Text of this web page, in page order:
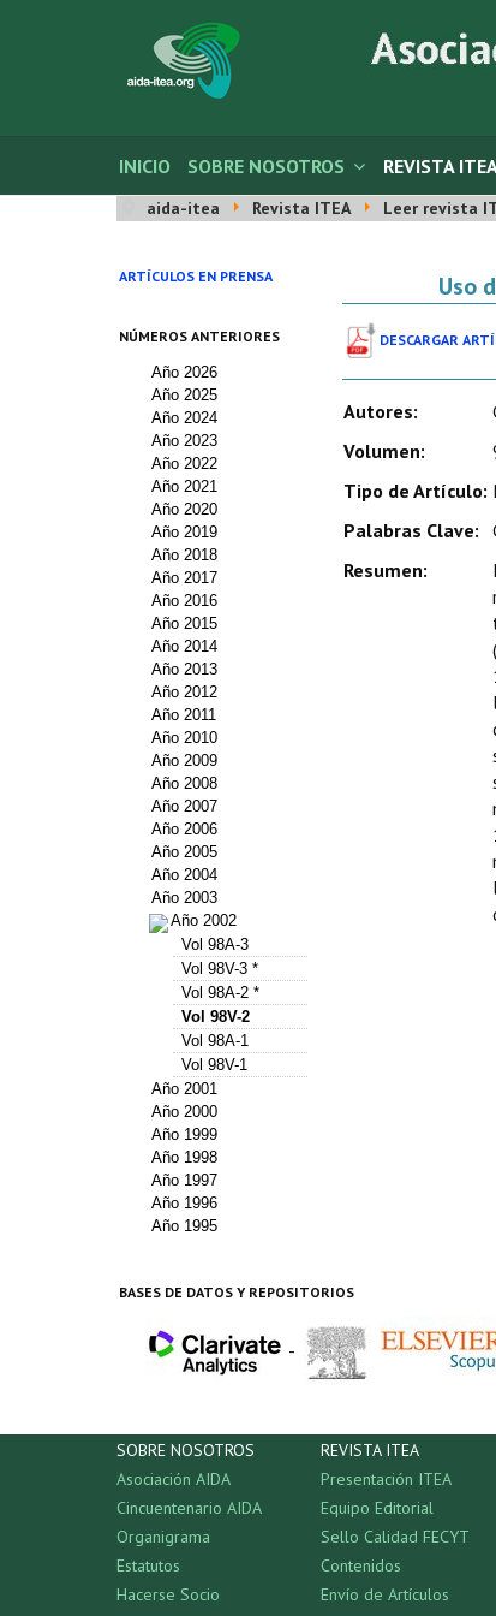
INICIO SOBRE NOSOTROS REVISTA
aida-itea Revista ITEA Leer revista
ARTÍCULOS EN PRENSA
NÚMEROS ANTERIORES
Año 2026
Año 2025
Año 2024
Año 2023
Año 2022
Año 2021
Año 2020
Año 2019
Año 2018
Año 2017
Año 2016
Año 2015
Año 2014
Año 2013
Año 2012
Año 2011
Año 2010
Año 2009
Año 2008
Año 2007
Año 2006
Año 2005
Año 2004
Año 2003
Año 2002
Vol 98A-3
Vol 98V-3 *
Vol 98A-2 *
Vol 98V-2
Vol 98A-1
Vol 98V-1
Año 2001
Año 2000
Año 1999
Año 1998
Año 1997
Año 1996
Año 1995
Uso
DESCARGAR
Autores:
Volumen:
Tipo de Artículo:
Palabras Clave:
Resumen:
BASES DE DATOS Y REPOSITORIOS
-
SOBRE NOSOTROS
Asociación AIDA
Cincuentenario AIDA
Organigrama
Estatutos
Hacerse Socio
REVISTA ITEA
Presentación ITEA
Equipo Editorial
Sello Calidad FECYT
Contenidos
Envío de Artículos